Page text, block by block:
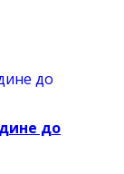
до